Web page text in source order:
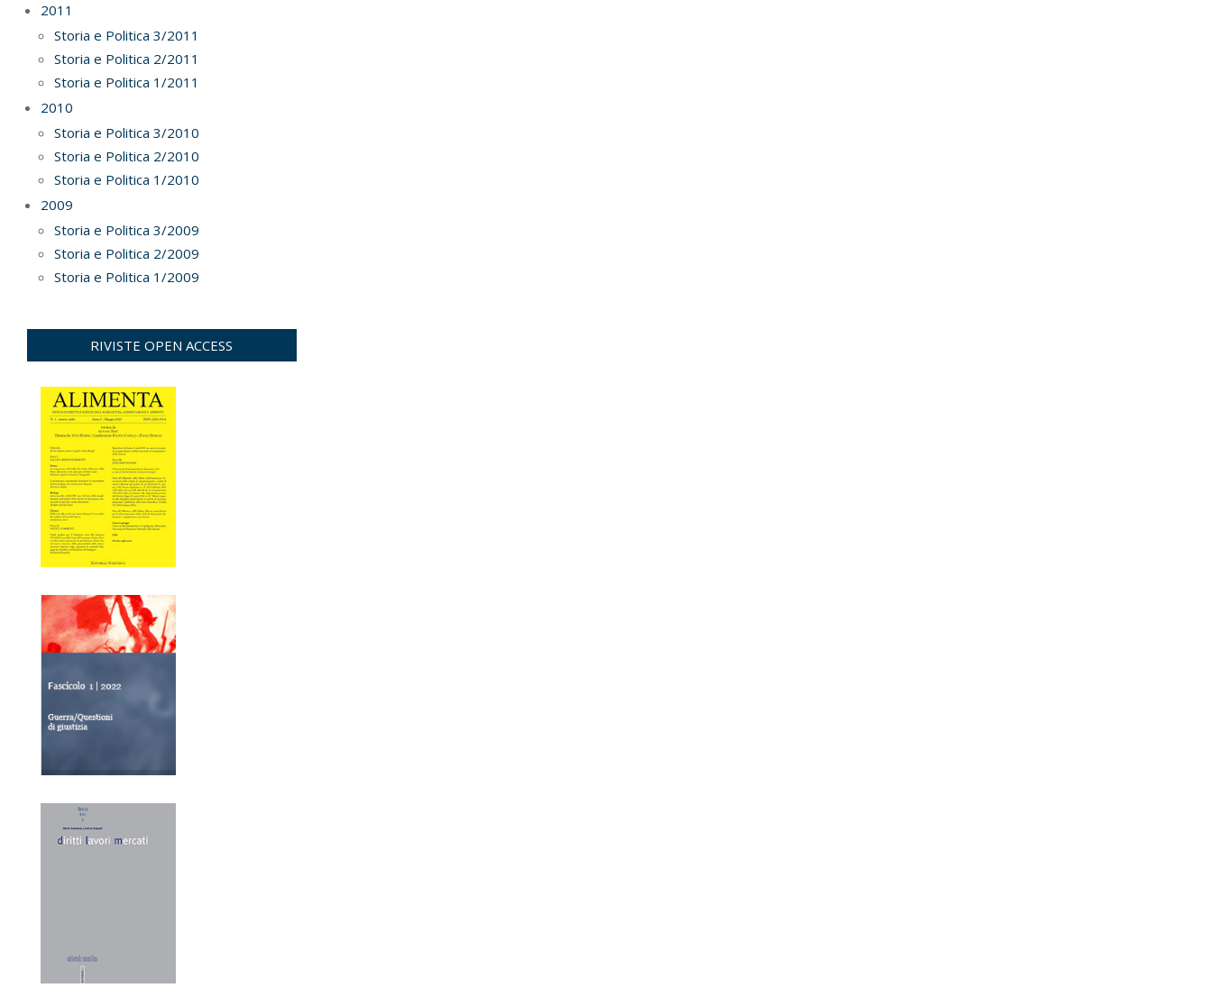
2011
Storia e Politica 3/2011
Storia e Politica 2/2011
Storia e Politica 1/2011
2010
Storia e Politica 3/2010
Storia e Politica 2/2010
Storia e Politica 1/2010
2009
Storia e Politica 3/2009
Storia e Politica 2/2009
Storia e Politica 1/2009
RIVISTE OPEN ACCESS